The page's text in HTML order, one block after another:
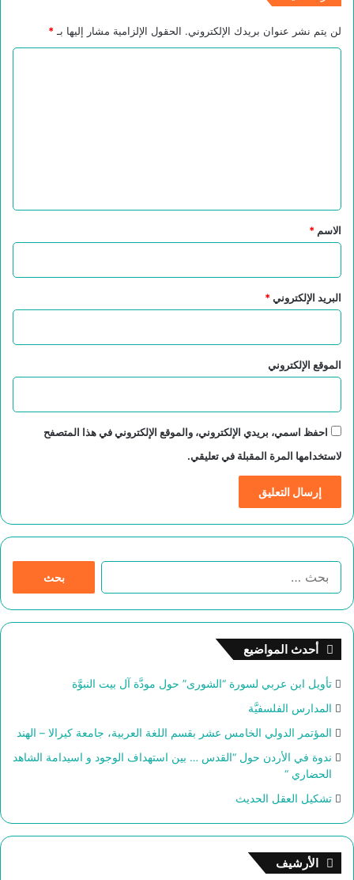
لن يتم نشر عنوان بريدك الإلكتروني. الحقول الإلزامية مشار إليها بـ *
*
الاسم *
البريد الإلكتروني*
الموقع الإلكتروني
احفظ اسمي، بريدي الإلكتروني، والموقع الإلكتروني في هذا المتصفح
لاستخدامها المرة المقبلة في تعليقي.
:
أحدث المواضيع
تأويل ابن عربي لسورة “الشورى” حول مودَّة آل بيت النبوَّة
المدارس الفلسفيَّة
المؤتمر الدولي الخامس عشر بقسم اللغة العربية، جامعة كيرالا – الهند
ندوة في الأردن حول “القدس … بين استهداف الوجود و اسيدامة الشاهد
الحضاري “
تشكيل العقل الحديث
الأرشيف